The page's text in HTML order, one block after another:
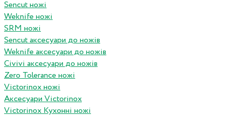
Sencut ножі
Weknife ножі
SRM ножі
Sencut аксесуари до ножів
Weknife аксесуари до ножів
Civivi аксесуари до ножів
Zero Tolerance ножі
Victorinox ножі
Аксесуари Victorinox
Victorinox Кухонні ножі